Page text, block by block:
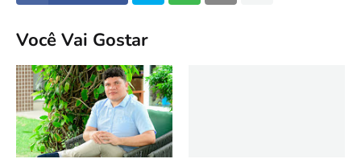
Você Vai Gostar